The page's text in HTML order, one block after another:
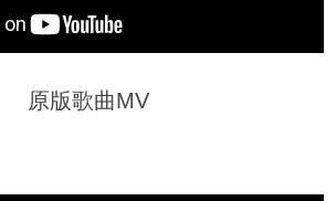
原版歌曲MV